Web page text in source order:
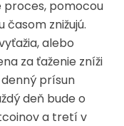
proces, pomocou
znižujú.
alebo
za ťaženie zníži
prísun
deň bude o
a tretí v